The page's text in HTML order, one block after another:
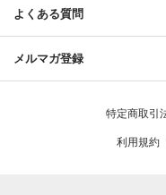
よくある質問
メルマガ登録
特定商取引
利用規約